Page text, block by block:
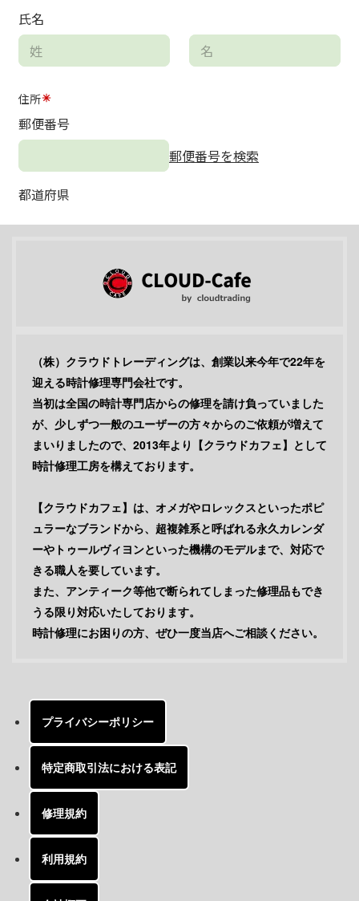
（株）クラウドトレーディングは、創業以来今年で22年を
迎える時計修理専門会社です。
当初は全国の時計専門店からの修理を請け負っていました
が、少しずつ一般のユーザーの方々からのご依頼が増えて
まいりましたので、2013年より【クラウドカフェ】として
時計修理工房を構えております。
【クラウドカフェ】は、オメガやロレックスといったポピ
ュラーなブランドから、超複雑系と呼ばれる永久カレンダ
ーやトゥールヴィヨンといった機構のモデルまで、対応で
きる職人を要しています。
また、アンティーク等他で断られてしまった修理品もでき
うる限り対応いたしております。
時計修理にお困りの方、ぜひ一度当店へご相談ください。
プライバシーポリシー
特定商取引法における表記
修理規約
利用規約